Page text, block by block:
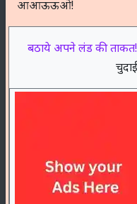
आआऊऊओ!
बठाये अपने लंड की ताकत!